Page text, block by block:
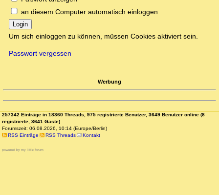
an diesem Computer automatisch einloggen
Login
Um sich einloggen zu können, müssen Cookies aktiviert sein.
Passwort vergessen
Werbung
257342 Einträge in 18360 Threads, 975 registrierte Benutzer, 3649 Benutzer online (8
registrierte, 3641 Gäste)
Forumszeit: 06.08.2026, 10:14 (Europe/Berlin)
RSS Einträge
RSS Threads Kontakt
powered by my little forum